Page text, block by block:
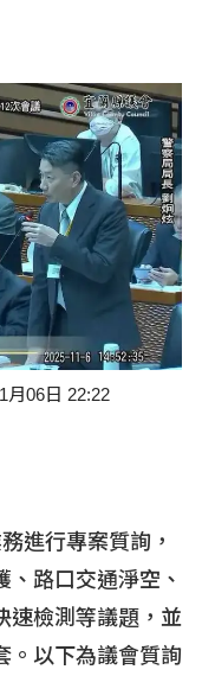
月06日 22:22
進行專案質詢，
路口交通淨空、
速檢測等議題，並
。以下為議會質詢